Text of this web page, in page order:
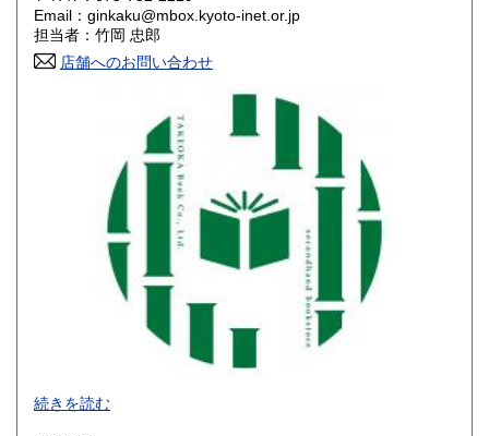
山口県 550円 徳島県
香川県 550円
福岡県
600円 大分県
600円 鹿児島県
1,600円
Email：ginkaku@mbox.kyoto-inet.or.jp
担当者：竹岡 忠郎
店舗へのお問い合わせ
続きを読む